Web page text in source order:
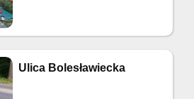
Ulica Bolesławiecka